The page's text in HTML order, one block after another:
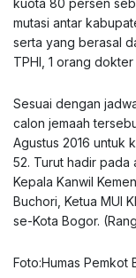
kuota 80 persen
mutasi antar
serta yang berasal
TPHI, 1 orang
Sesuai dengan
calon jemaah
Agustus 2016 untuk
52. Turut hadir pada
Kepala Kanwil
Buchori, Ketua MUI
se-Kota Bogor.
Foto:Humas Pemkot